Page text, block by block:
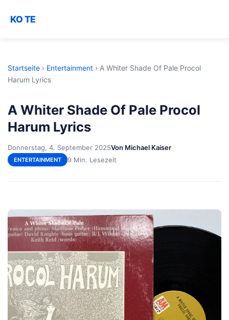
KO TE
Startseite › Entertainment › A Whiter Shade Of Pale Procol
Harum Lyrics
A Whiter Shade Of Pale Procol
Harum Lyrics
Donnerstag, 4. September 2025Von Michael Kaiser
ENTERTAINMENT 9 Min. Lesezeit